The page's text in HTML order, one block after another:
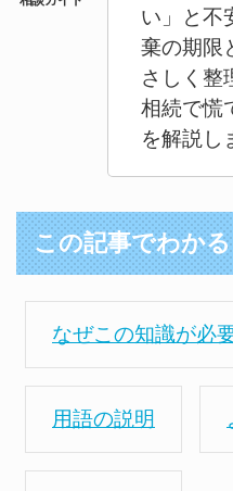
い」と不
棄の期限
さしく整
相続で慌
を解説し
この記事でわか
なぜこの知識が必
用語の説明